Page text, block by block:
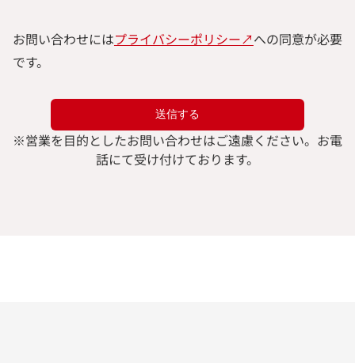
お問い合わせにはプライバシーポリシー↗︎への同意が必要
です。
※営業を目的としたお問い合わせはご遠慮ください。 お電
話にて受け付けております。